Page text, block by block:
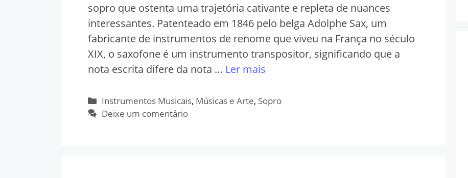
sopro que ostenta uma trajetória cativante e repleta de nuances
interessantes. Patenteado em 1846 pelo belga Adolphe Sax, um
fabricante de instrumentos de renome que viveu na França no século
XIX, o saxofone é um instrumento transpositor, significando que a
nota escrita difere da nota … Ler mais
Categorias
Instrumentos Musicais, Músicas e Arte, Sopro
Deixe um comentário